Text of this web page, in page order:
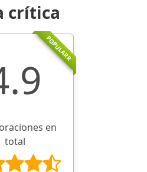
crítica
POPULARR
en
total